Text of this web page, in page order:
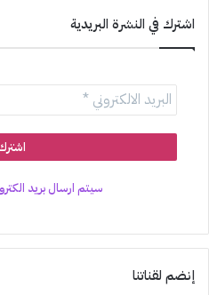
اشترك في النشرة البريدية
سيتم ارسال بريد
إنضم لقناتنا